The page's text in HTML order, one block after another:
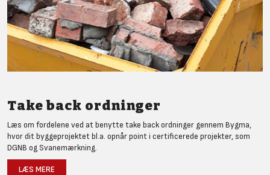
Take back ordninger
Læs om fordelene ved at benytte take back ordninger gennem Bygma,
hvor dit byggeprojektet bl.a. opnår point i certificerede projekter, som
DGNB og Svanemærkning.
LÆS MERE